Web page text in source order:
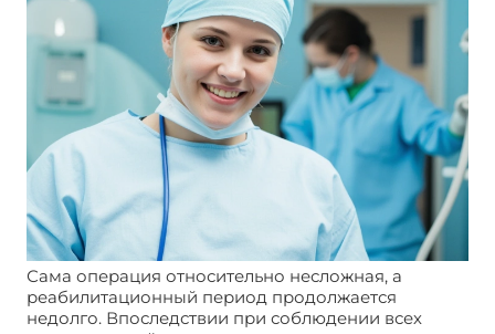
Сама операция относительно несложная, а
реабилитационный период продолжается
недолго. Впоследствии при соблюдении всех